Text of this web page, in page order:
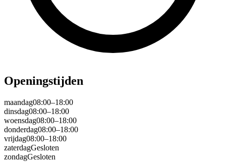
Openingstijden
maandag08:00–18:00
dinsdag08:00–18:00
woensdag08:00–18:00
donderdag08:00–18:00
vrijdag08:00–18:00
zaterdagGesloten
zondagGesloten